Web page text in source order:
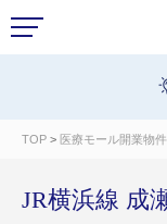
TOP > 医療モール開業物件
JR横浜線 成